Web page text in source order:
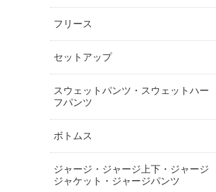
フリース
セットアップ
スウェットパンツ・スウェットハー
フパンツ
ボトムス
ジャージ・ジャージ上下・ジャージ
ジャケット・ジャージパンツ